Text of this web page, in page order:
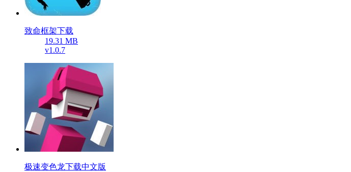
致命框架下载
19.31 MB
v1.0.7
极速变色龙下载中文版